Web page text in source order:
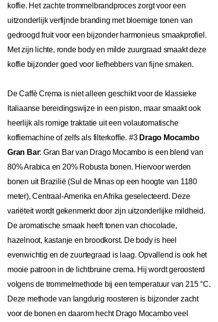
koffie. Het zachte trommelbrandproces zorgt voor een
uitzonderlijk verfijnde branding met bloemige tonen van
gedroogd fruit voor een bijzonder harmonieus smaakprofiel.
Met zijn lichte, ronde body en milde zuurgraad smaakt deze
koffie bijzonder goed voor liefhebbers van fijne smaken.
De Caffè Crema is niet alleen geschikt voor de klassieke
Italiaanse bereidingswijze in een piston, maar smaakt ook
heerlijk als romige traktatie uit een volautomatische
koffiemachine of zelfs als filterkoffie. #3Drago Mocambo
Gran Bar: Gran Bar van Drago Mocambo is een blend van
80% Arabica en 20% Robusta bonen. Hiervoor werden
bonen uit Brazilië (Sul de Minas op een hoogte van 1180
meter), Centraal-Amerika en Afrika geselecteerd. Deze
variëteit wordt gekenmerkt door zijn uitzonderlijke mildheid.
De aromatische smaak heeft tonen van chocolade,
hazelnoot, kastanje en broodkorst. De body is heel
evenwichtig en de zuurtegraad is laag. Opvallend is ook het
mooie patroon in de lichtbruine crema. Hij wordt geroosterd
volgens de trommelmethode bij een temperatuur van 215 °C.
Deze methode van langdurig roosteren is bijzonder zacht
voor de bonen en daarom hecht Drago Mocambo veel